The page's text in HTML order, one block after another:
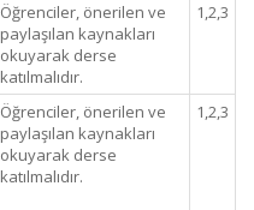
Öğrenciler, önerilen ve
paylaşılan kaynakları
okuyarak derse
katılmalıdır.
1,2,3
Öğrenciler, önerilen ve
paylaşılan kaynakları
okuyarak derse
katılmalıdır.
1,2,3